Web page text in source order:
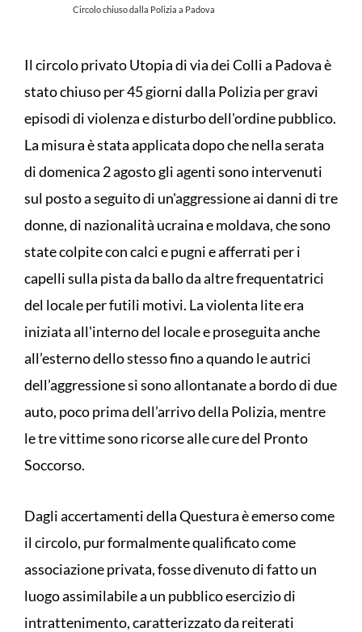
Circolo chiuso dalla Polizia a Padova
Il circolo privato Utopia di via dei Colli a Padova è
stato chiuso per 45 giorni dalla Polizia per gravi
episodi di violenza e disturbo dell'ordine pubblico.
La misura è stata applicata dopo che nella serata
di domenica 2 agosto gli agenti sono intervenuti
sul posto a seguito di un'aggressione ai danni di tre
donne, di nazionalità ucraina e moldava, che sono
state colpite con calci e pugni e afferrati per i
capelli sulla pista da ballo da altre frequentatrici
del locale per futili motivi. La violenta lite era
iniziata all'interno del locale e proseguita anche
all’esterno dello stesso fino a quando le autrici
dell’aggressione si sono allontanate a bordo di due
auto, poco prima dell’arrivo della Polizia, mentre
le tre vittime sono ricorse alle cure del Pronto
Soccorso.
Dagli accertamenti della Questura è emerso come
il circolo, pur formalmente qualificato come
associazione privata, fosse divenuto di fatto un
luogo assimilabile a un pubblico esercizio di
intrattenimento, caratterizzato da reiterati